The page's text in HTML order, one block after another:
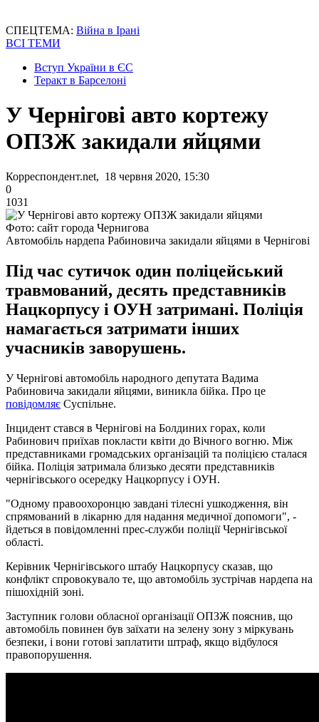
СПЕЦТЕМА: Війна в Ірані
ВСІ ТЕМИ
Вступ України в ЄС
Теракт в Барселоні
У Чернігові авто кортежу
ОПЗЖ закидали яйцями
Корреспондент.net, 18 червня 2020, 15:30
0
1031
Фото: сайт города Чернигова
Автомобіль нардепа Рабиновича закидали яйцями в Чернігові
Під час сутичок один поліцейський
травмований, десять представників
Нацкорпусу і ОУН затримані. Поліція
намагається затримати інших
учасників заворушень.
У Чернігові автомобіль народного депутата Вадима
Рабиновича закидали яйцями, виникла бійка. Про це
повідомляє Суспільне.
Інцидент стався в Чернігові на Болдиних горах, коли
Рабинович приїхав покласти квіти до Вічного вогню. Між
представниками громадських організацій та поліцією сталася
бійка. Поліція затримала близько десяти представників
чернігівського осередку Нацкорпусу і ОУН.
"Одному правоохоронцю завдані тілесні ушкодження, він
спрямований в лікарню для надання медичної допомоги", -
йдеться в повідомленні прес-служби поліції Чернігівської
області.
Керівник Чернігівського штабу Нацкорпусу сказав, що
конфлікт спровокувало те, що автомобіль зустрічав нардепа на
пішохідній зоні.
Заступник голови обласної організації ОПЗЖ пояснив, що
автомобіль повинен був заїхати на зелену зону з міркувань
безпеки, і вони готові заплатити штраф, якщо відбулося
правопорушення.